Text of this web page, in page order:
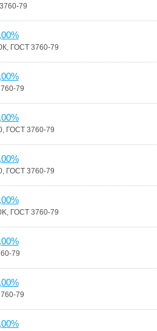
79
ГОСТ 3760-79
79
ГОСТ 3760-79
ГОСТ 3760-79
ГОСТ 3760-79
79
79